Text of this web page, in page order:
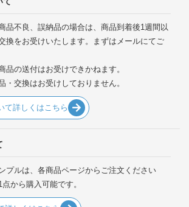
品不良、誤納品の場合は、商品到着後1週間以
換をお受けいたします。まずはメールにてご
品の送付はお受けできかねます。
・交換はお受けしておりません。
て詳しくはこちら
プルは、各商品ページからご注文ください
から購入可能です。